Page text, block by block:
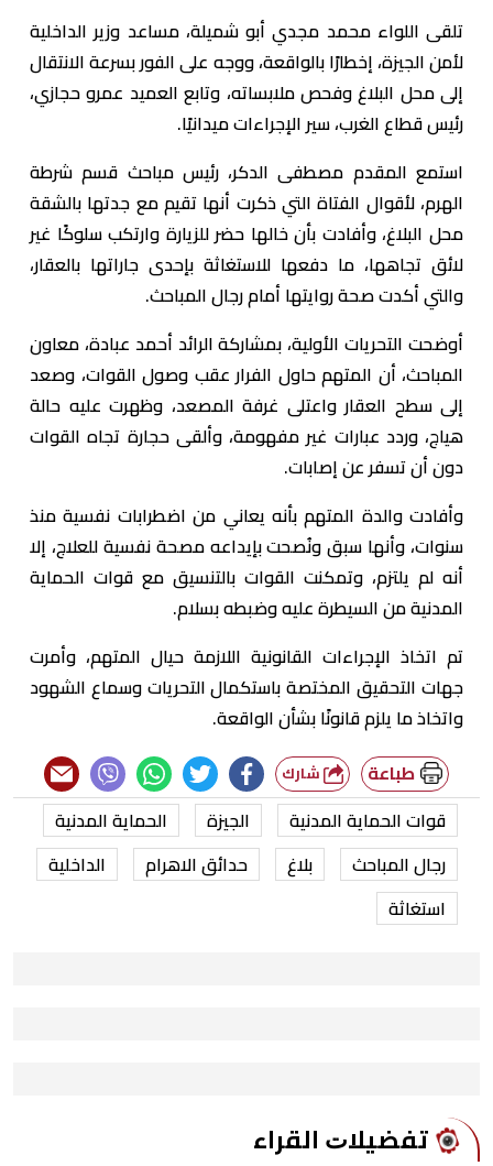
تلقى اللواء محمد مجدي أبو شميلة، مساعد وزير الداخلية
لأمن الجيزة، إخطارًا بالواقعة، ووجه على الفور بسرعة الانتقال
إلى محل البلاغ وفحص ملابساته، وتابع العميد عمرو حجازي،
رئيس قطاع الغرب، سير الإجراءات ميدانيًا.
استمع المقدم مصطفى الدكر، رئيس مباحث قسم شرطة
الهرم، لأقوال الفتاة التي ذكرت أنها تقيم مع جدتها بالشقة
محل البلاغ، وأفادت بأن خالها حضر للزيارة وارتكب سلوكًا غير
لائق تجاهها، ما دفعها للاستغاثة بإحدى جاراتها بالعقار،
والتي أكدت صحة روايتها أمام رجال المباحث.
أوضحت التحريات الأولية، بمشاركة الرائد أحمد عبادة، معاون
المباحث، أن المتهم حاول الفرار عقب وصول القوات، وصعد
إلى سطح العقار واعتلى غرفة المصعد، وظهرت عليه حالة
هياج، وردد عبارات غير مفهومة، وألقى حجارة تجاه القوات
دون أن تسفر عن إصابات.
وأفادت والدة المتهم بأنه يعاني من اضطرابات نفسية منذ
سنوات، وأنها سبق ونُصحت بإيداعه مصحة نفسية للعلاج، إلا
أنه لم يلتزم، وتمكنت القوات بالتنسيق مع قوات الحماية
المدنية من السيطرة عليه وضبطه بسلام.
تم اتخاذ الإجراءات القانونية اللازمة حيال المتهم، وأمرت
جهات التحقيق المختصة باستكمال التحريات وسماع الشهود
واتخاذ ما يلزم قانونًا بشأن الواقعة.
طباعة
قوات الحماية المدنية الجيزة
الحماية المدنية
رجال المباحث
بلاغ حدائق الاهرام
الداخلية
استغاثة
ﺗﻔﻀﻴﻼﺕ اﻟﻘﺮاء